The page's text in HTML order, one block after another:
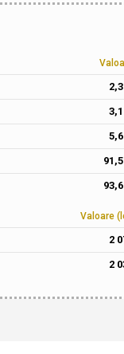
3,1
5,6
91,5
93,6
Valoare
2
2